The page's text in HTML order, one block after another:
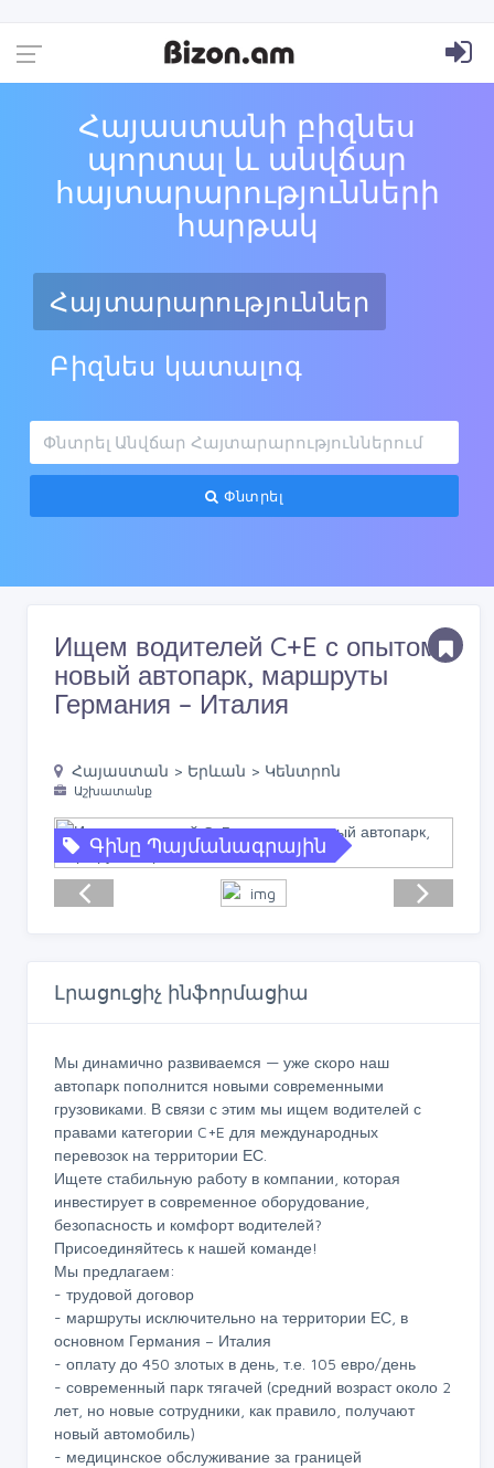
Հայաստանի բիզնես
պորտալ և անվճար
հայտարարությունների
հարթակ
Հայտարարություններ
Բիզնես կատալոգ
Փնտրել
Ищем водителей C+E с опытом,
новый автопарк, маршруты
Германия – Италия
Հայաստան > Երևան > Կենտրոն
Աշխատանք
Գինը Պայմանագրային
Լրացուցիչ ինֆորմացիա
Мы динамично развиваемся — уже скоро наш
автопарк пополнится новыми современными
грузовиками. В связи с этим мы ищем водителей с
правами категории C+E для международных
перевозок на территории ЕС.
Ищете стабильную работу в компании, которая
инвестирует в современное оборудование,
безопасность и комфорт водителей?
Присоединяйтесь к нашей команде!
Мы предлагаем:
- трудовой договор
- маршруты исключительно на территории ЕС, в
основном Германия – Италия
- оплату до 450 злотых в день, т.е. 105 евро/день
- современный парк тягачей (средний возраст около 2
лет, но новые сотрудники, как правило, получают
новый автомобиль)
- медицинское обслуживание за границей